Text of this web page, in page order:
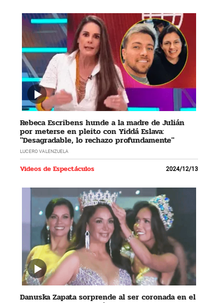
Rebeca Escribens hunde a la madre de Julián
por meterse en pleito con Yiddá Eslava:
"Desagradable, lo rechazo profundamente"
LUCERO VALENZUELA
Videos de Espectáculos 2024/12/13
Danuska Zapata sorprende al ser coronada en el